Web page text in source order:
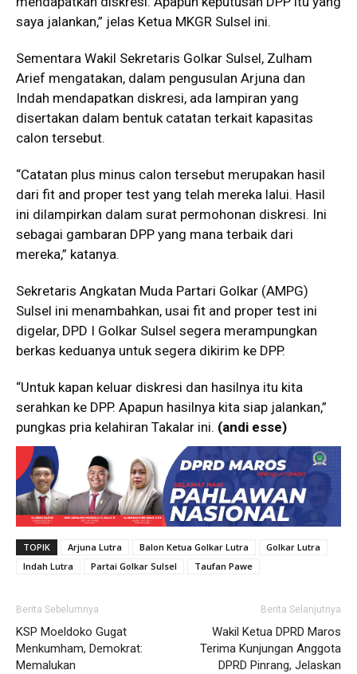
saya jalankan,” jelas Ketua MKGR Sulsel ini.
Sementara Wakil Sekretaris Golkar Sulsel, Zulham
Arief mengatakan, dalam pengusulan Arjuna dan
Indah mendapatkan diskresi, ada lampiran yang
disertakan dalam bentuk catatan terkait kapasitas
calon tersebut.
“Catatan plus minus calon tersebut merupakan hasil
dari fit and proper test yang telah mereka lalui. Hasil
ini dilampirkan dalam surat permohonan diskresi. Ini
sebagai gambaran DPP yang mana terbaik dari
mereka,” katanya.
Sekretaris Angkatan Muda Partari Golkar (AMPG)
Sulsel ini menambahkan, usai fit and proper test ini
digelar, DPD I Golkar Sulsel segera merampungkan
berkas keduanya untuk segera dikirim ke DPP.
“Untuk kapan keluar diskresi dan hasilnya itu kita
serahkan ke DPP. Apapun hasilnya kita siap jalankan,”
pungkas pria kelahiran Takalar ini. (andi esse)
TOPIK Arjuna Lutra Balon Ketua Golkar Lutra
Golkar Lutra
Indah Lutra
Partai Golkar Sulsel Taufan Pawe
Berita Sebelumnya
KSP Moeldoko Gugat
Menkumham, Demokrat:
Memalukan
Berita Selanjutnya
Wakil Ketua DPRD Maros
Terima Kunjungan Anggota
DPRD Pinrang, Jelaskan